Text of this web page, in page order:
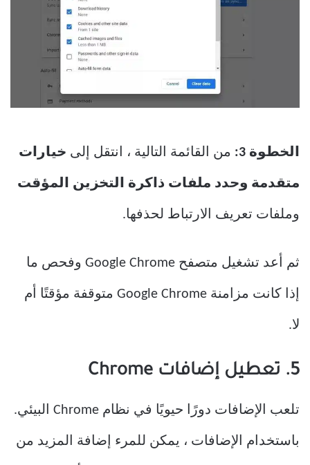
الخطوة 3: من القائمة التالية ، انتقل إلى خيارات
متقدمة وحدد ملفات ذاكرة التخزين المؤقت
وملفات تعريف الارتباط لحذفها.
ثم أعد تشغيل متصفح Google Chrome وفحص ما
إذا كانت مزامنة Google Chrome متوقفة مؤقتًا أم
لا.
5. تعطيل إضافات Chrome
تلعب الإضافات دورًا حيويًا في نظام Chrome البيئي.
باستخدام الإضافات ، يمكن للمرء إضافة المزيد من